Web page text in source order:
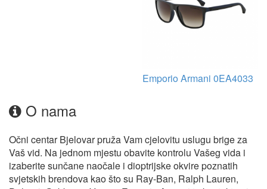
Emporio Armani 0EA4033
O nama
Očni centar Bjelovar pruža Vam cjelovitu uslugu brige za
Vaš vid. Na jednom mjestu obavite kontrolu Vašeg vida i
izaberite sunčane naočale i dioptrijske okvire poznatih
svjetskih brendova kao što su Ray-Ban, Ralph Lauren,